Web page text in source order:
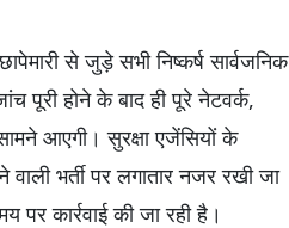
से जुड़े सभी निष्कर्ष सार्वजनिक
पूरी होने के बाद ही पूरे नेटवर्क,
आएगी। सुरक्षा एजेंसियों के
भर्ती पर लगातार नजर रखी जा
कार्रवाई की जा रही है।